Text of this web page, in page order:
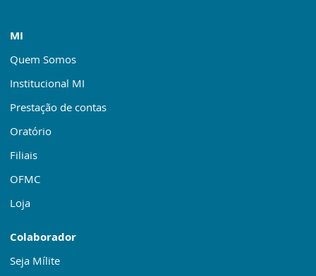
MI
Quem Somos
Institucional MI
Prestação de contas
Oratório
Filiais
OFMC
Loja
Colaborador
Seja Mílite